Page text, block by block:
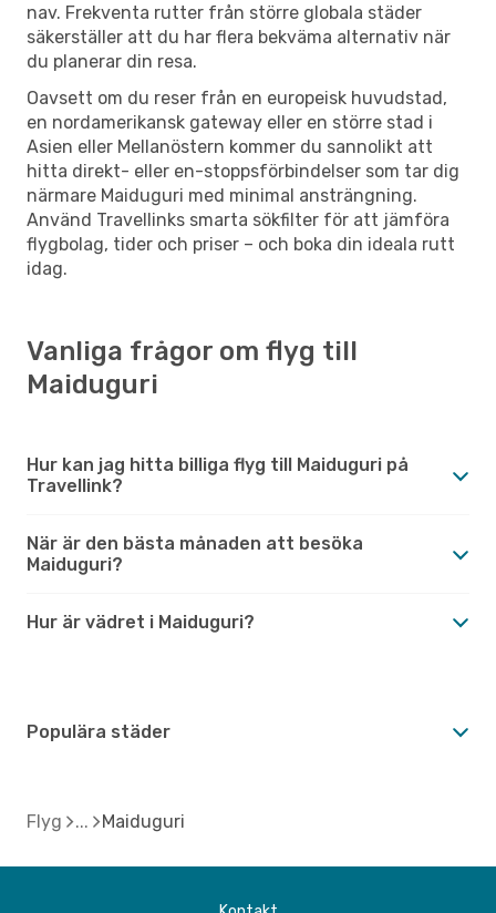
nav. Frekventa rutter från större globala städer
säkerställer att du har flera bekväma alternativ när
du planerar din resa.
Oavsett om du reser från en europeisk huvudstad,
en nordamerikansk gateway eller en större stad i
Asien eller Mellanöstern kommer du sannolikt att
hitta direkt- eller en-stoppsförbindelser som tar dig
närmare Maiduguri med minimal ansträngning.
Använd Travellinks smarta sökfilter för att jämföra
flygbolag, tider och priser – och boka din ideala rutt
idag.
Vanliga frågor om flyg till
Maiduguri
Hur kan jag hitta billiga flyg till Maiduguri på
Travellink?
När är den bästa månaden att besöka
Maiduguri?
Hur är vädret i Maiduguri?
Populära städer
Flyg Maiduguri